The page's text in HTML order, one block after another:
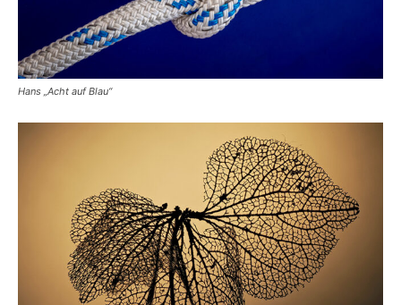
Hans „Acht auf Blau“